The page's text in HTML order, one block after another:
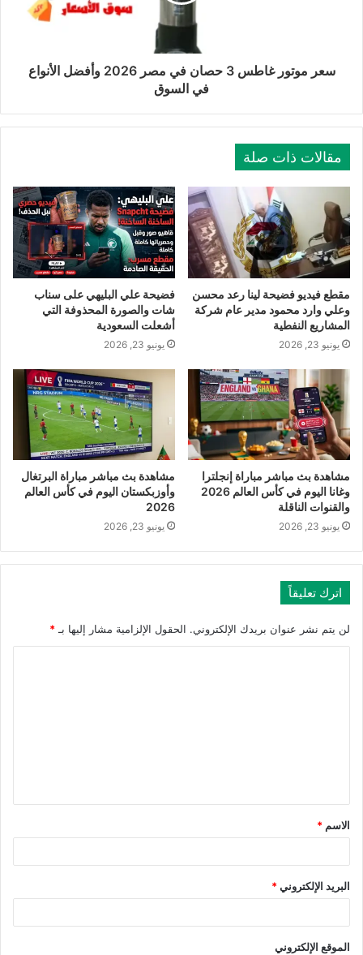
سعر موتور غاطس 3 حصان في مصر 2026 وأفضل الأنواع
في السوق
مقالات ذات صلة
مقطع فيديو فضيحة لينا رعد محسن
وعلي وارد محمود مدير عام شركة
المشاريع النفطية
يونيو 23, 2026
فضيحة علي البليهي على سناب
شات والصورة المحذوفة التي
أشعلت السعودية
يونيو 23, 2026
مشاهدة بث مباشر مباراة إنجلترا
وغانا اليوم في كأس العالم 2026
والقنوات الناقلة
يونيو 23, 2026
مشاهدة بث مباشر مباراة البرتغال
وأوزبكستان اليوم في كأس العالم
2026
يونيو 23, 2026
اترك تعليقاً
لن يتم نشر عنوان بريدك الإلكتروني. الحقول الإلزامية مشار إليها بـ*
الاسم *
البريد الإلكتروني*
الموقع الإلكتروني